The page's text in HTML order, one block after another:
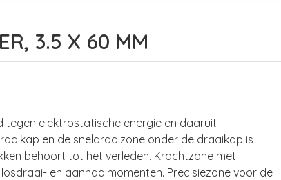
3.5 X 60 MM
tegen elektrostatische energie en daaruit
en de sneldraaizone onder de draaikap is
behoort tot het verleden. Krachtzone met
en aanhaalmomenten. Precisiezone voor de